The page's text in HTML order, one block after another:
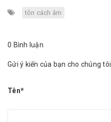
tôn cách âm
0 Bình luận
Gửi ý kiến của bạn cho chúng tôi
Tên*